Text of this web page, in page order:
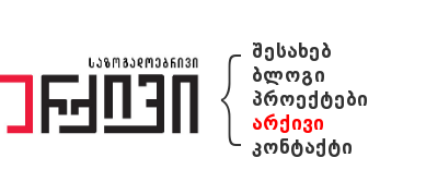
{ შესახებ
ბლოგი
პროექტები
არქივი
კონტაქტი